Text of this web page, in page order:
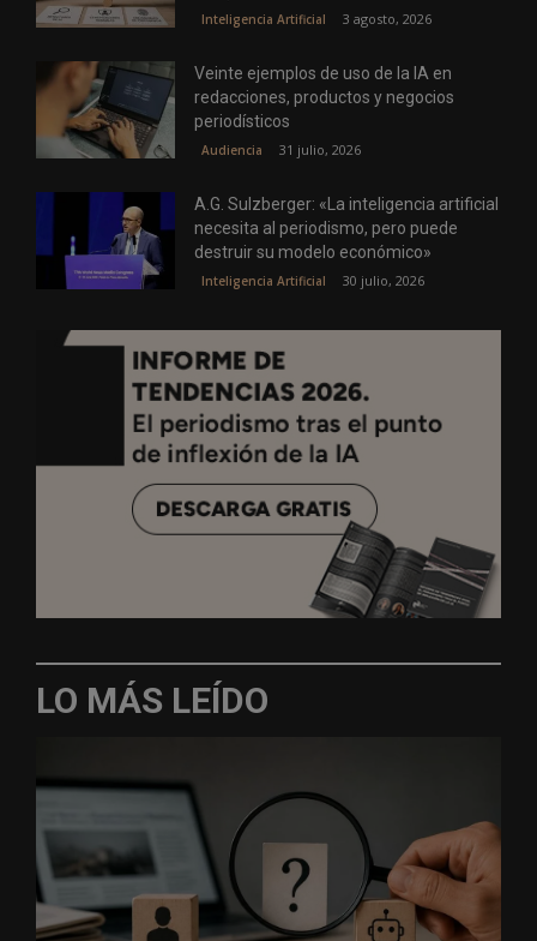
Inteligencia Artificial 3 agosto, 2026
Veinte ejemplos de uso de la IA en
redacciones, productos y negocios
periodísticos
Audiencia 31 julio, 2026
A.G. Sulzberger: «La inteligencia artificial
necesita al periodismo, pero puede
destruir su modelo económico»
Inteligencia Artificial 30 julio, 2026
LO MÁS LEÍDO